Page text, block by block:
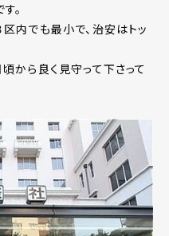
。
内でも最小で、治安はトッ
から良く見守って下さって